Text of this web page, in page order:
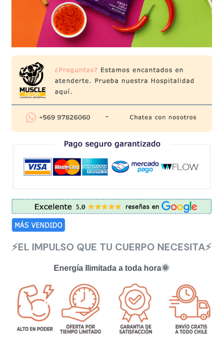
⚡EL IMPULSO QUE TU CUERPO NECESITA⚡
Energía Ilimitada a toda hora🌞